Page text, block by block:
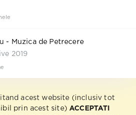
- Muzica de Petrecere
2019
acest website (inclusiv tot
prin acest site) ACCEPTATI